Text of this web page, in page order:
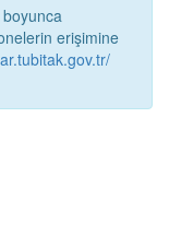
erişimine